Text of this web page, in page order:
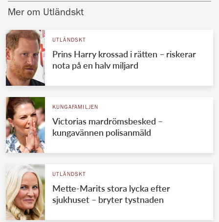
Mer om Utländskt
UTLÄNDSKT
Prins Harry krossad i rätten – riskerar
nota på en halv miljard
KUNGAFAMILJEN
Victorias mardrömsbesked –
kungavännen polisanmäld
UTLÄNDSKT
Mette-Marits stora lycka efter
sjukhuset – bryter tystnaden